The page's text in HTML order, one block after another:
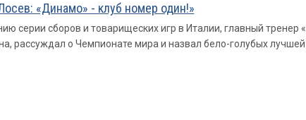
«Динамо» - клуб номер один!»
серии сборов и товарищеских игр в Италии, главный
рассуждал о Чемпионате мира и назвал бело-голубых